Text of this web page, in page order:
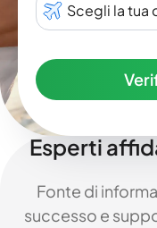
Scegli la tua
Esperti
Fonte di
successo e